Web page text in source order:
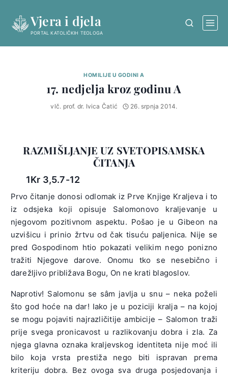
content
Vjera i djela
PORTAL KATOLIČKIH TEOLOGA
HOMILIJE U GODINI A
17. nedjelja kroz godinu A
vlč. prof. dr. Ivica Čatić 26. srpnja 2014.
RAZMIŠLJANJE UZ SVETOPISAMSKA
ČITANJA
1Kr 3,5.7-12
Prvo čitanje donosi odlomak iz Prve Knjige Kraljeva i to
iz odsjeka koji opisuje Salomonovo kraljevanje u
njegovom pozitivnom aspektu. Pošao je u Gibeon na
uzvišicu i prinio žrtvu od čak tisuću paljenica. Nije se
pred Gospodinom htio pokazati velikim nego ponizno
tražiti Njegove darove. Onomu tko se nesebično i
darežljivo približava Bogu, On ne krati blagoslov.
Naprotiv! Salomonu se sâm javlja u snu – neka poželi
što god hoće na dar! Iako je u poziciji kralja – na kojoj
se mogu pojaviti najrazličitije ambicije – Salomon traži
prije svega pronicavost u razlikovanju dobra i zla. Za
njega glavna oznaka kraljevskog identiteta nije moć ili
bilo koja vrsta prestiža nego biti ispravan prema
kriteriju dobra. Bez ovoga sva druga posjedovanja i